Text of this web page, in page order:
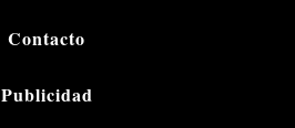
Contacto
Publicidad